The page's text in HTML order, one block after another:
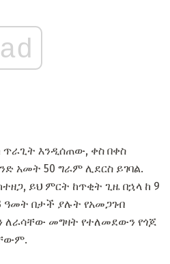
ad
ጥራጊት እንዲሰጠው, ቀስ በቀስ
አመት 50 ግራም ሊደርስ ይገባል.
ይህ ምርት ከጥቂት ጊዜ በኋላ ከ 9
ዓመት በታች ያሉት የአመጋገብ
መግዛት የተለመደውን የጎጆ